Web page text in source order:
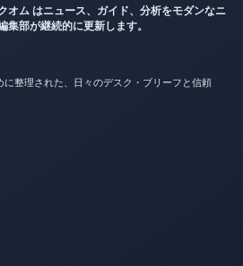
オム はニュース、ガイド、分析をモダンなニ
集部が継続的に更新します。
整理された、日々のデスク・ブリーフと信頼